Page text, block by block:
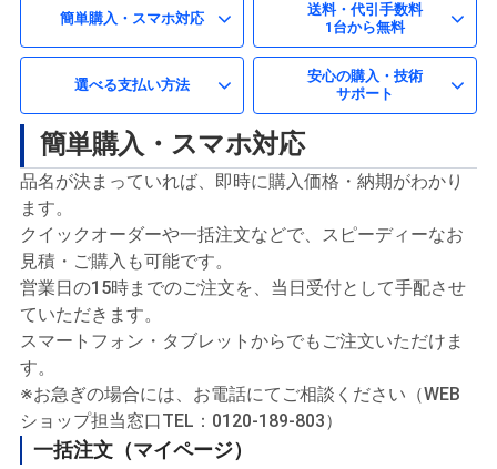
簡単購入・スマホ対応
送料・代引手数料
1台から無料
選べる支払い方法
安心の購入・技術
サポート
簡単購入・スマホ対応
品名が決まっていれば、即時に購入価格・納期がわかり
ます。
クイックオーダーや一括注文などで、スピーディーなお
見積・ご購入も可能です。
営業日の15時までのご注文を、当日受付として手配させ
ていただきます。
スマートフォン・タブレットからでもご注文いただけま
す。
※お急ぎの場合には、お電話にてご相談ください（WEB
ショップ担当窓口TEL：0120-189-803）
一括注文（マイページ）